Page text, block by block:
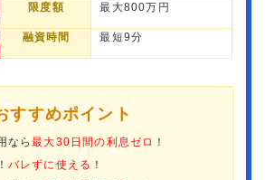
限度額 最大800万円
融資時間 最短9分
すすめポイント
なら最大30日間の利息ゼロ ！
バレずに使える ！